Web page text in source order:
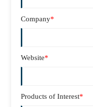
Company*
Website*
Products of Interest*